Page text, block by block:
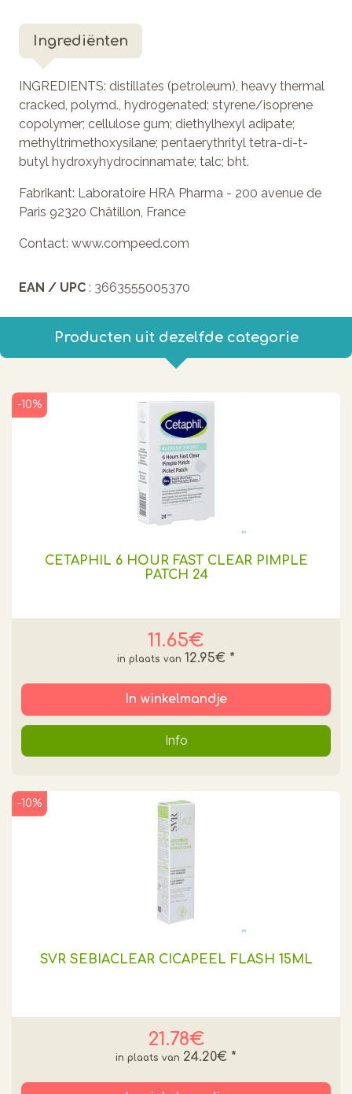
Ingrediënten
INGREDIENTS: distillates (petroleum), heavy thermal
cracked, polymd., hydrogenated; styrene/isoprene
copolymer; cellulose gum; diethylhexyl adipate;
methyltrimethoxysilane; pentaerythrityl tetra-di-t-
butyl hydroxyhydrocinnamate; talc; bht.
Fabrikant: Laboratoire HRA Pharma - 200 avenue de
Paris 92320 Châtillon, France
Contact: www.compeed.com
EAN / UPC : 3663555005370
Producten uit dezelfde categorie
CETAPHIL 6 HOUR FAST CLEAR PIMPLE
PATCH 24
11.65€
-10%
12.95€ *
In winkelmandje
Info
SVR SEBIACLEAR CICAPEEL FLASH 15ML
21.78€
-10%
24.20€ *